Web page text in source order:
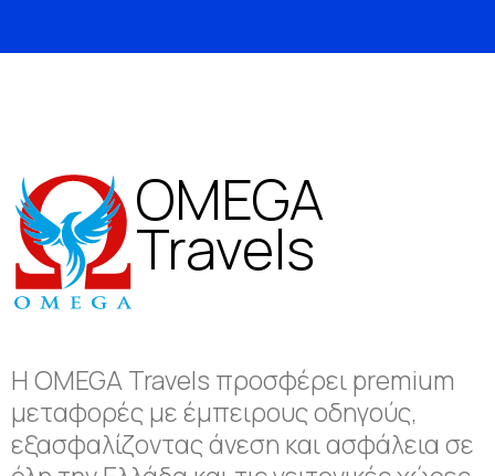
OMEGA
Travels
Η OMEGA Travels προσφέρει premium
μεταφορές με έμπειρους οδηγούς,
εξασφαλίζοντας άνεση και ασφάλεια σε